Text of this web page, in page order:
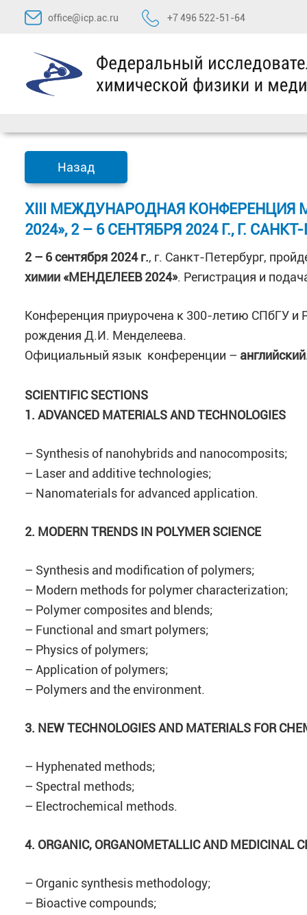
Перейти
содержимому
office@icp.ac.ru +7 496 522-51-64
Назад
XIII МЕЖДУНАРОДНАЯ
2024», 2 – 6 СЕНТЯБРЯ 2024 Г., Г.
2 – 6 сентября 2024 г., г. Санкт-Петербург,
химии «МЕНДЕЛЕЕВ 2024». Регистрация и
Конференция приурочена к 300-летию СПбГУ и
рождения Д.И. Менделеева.
Официальный язык конференции –
SCIENTIFIC SECTIONS
1. ADVANCED MATERIALS AND TECHNOLOGIES
– Synthesis of nanohybrids and nanocomposits;
– Laser and additive technologies;
– Nanomaterials for advanced application.
2. MODERN TRENDS IN POLYMER SCIENCE
– Synthesis and modification of polymers;
– Modern methods for polymer characterization;
– Polymer composites and blends;
– Functional and smart polymers;
– Physics of polymers;
– Application of polymers;
– Polymers and the environment.
3. NEW TECHNOLOGIES AND MATERIALS FOR
– Hyphenated methods;
– Spectral methods;
– Electrochemical methods.
4. ORGANIC, ORGANOMETALLIC AND MEDICINAL
– Organic synthesis methodology;
– Bioactive compounds;